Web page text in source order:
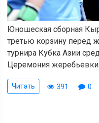
Юношеская сборная
третью корзину перед
турнира Кубка Азии
Церемония жеребьевки
Читать 391 0